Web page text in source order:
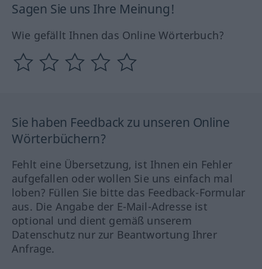
Sagen Sie uns Ihre Meinung!
Wie gefällt Ihnen das Online Wörterbuch?
Sie haben Feedback zu unseren Online
Wörterbüchern?
Fehlt eine Übersetzung, ist Ihnen ein Fehler
aufgefallen oder wollen Sie uns einfach mal
loben? Füllen Sie bitte das Feedback-Formular
aus. Die Angabe der E-Mail-Adresse ist
optional und dient gemäß unserem
Datenschutz nur zur Beantwortung Ihrer
Anfrage.